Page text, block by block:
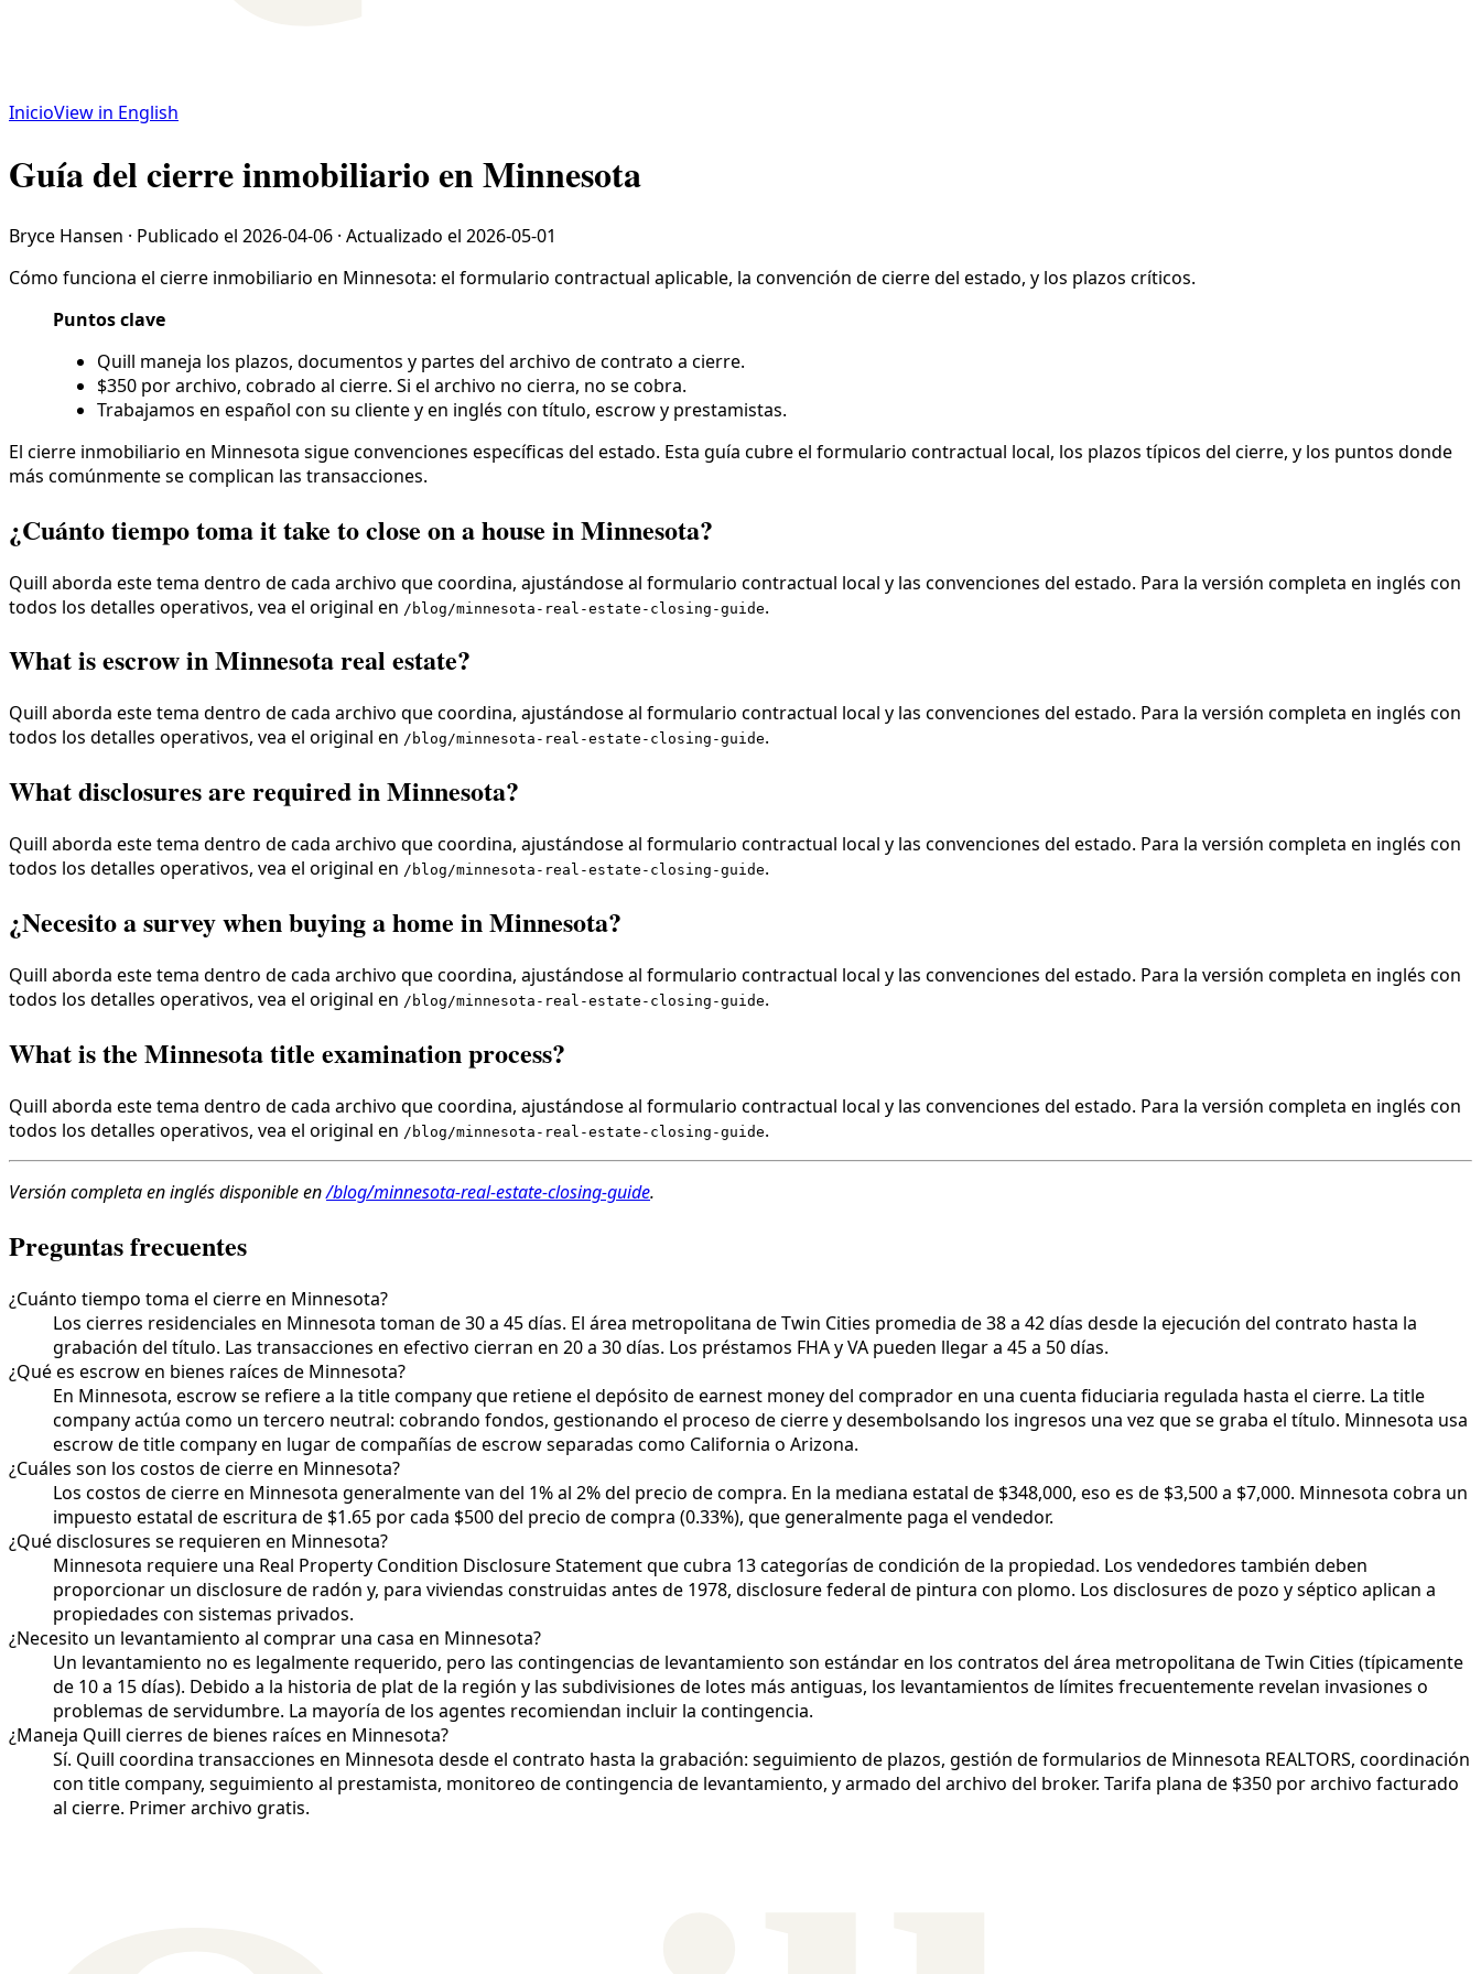
InicioView in English
Guía del cierre inmobiliario en Minnesota
Bryce Hansen · Publicado el 2026-04-06 · Actualizado el 2026-05-01
Cómo funciona el cierre inmobiliario en Minnesota: el formulario contractual aplicable, la convención de cierre del estado, y los plazos críticos.
Puntos clave
Quill maneja los plazos, documentos y partes del archivo de contrato a cierre.
$350 por archivo, cobrado al cierre. Si el archivo no cierra, no se cobra.
Trabajamos en español con su cliente y en inglés con título, escrow y prestamistas.
El cierre inmobiliario en Minnesota sigue convenciones específicas del estado. Esta guía cubre el formulario contractual local, los plazos típicos del cierre, y los puntos donde
más comúnmente se complican las transacciones.
¿Cuánto tiempo toma it take to close on a house in Minnesota?
Quill aborda este tema dentro de cada archivo que coordina, ajustándose al formulario contractual local y las convenciones del estado. Para la versión completa en inglés con
todos los detalles operativos, vea el original en /blog/minnesota-real-estate-closing-guide.
What is escrow in Minnesota real estate?
Quill aborda este tema dentro de cada archivo que coordina, ajustándose al formulario contractual local y las convenciones del estado. Para la versión completa en inglés con
todos los detalles operativos, vea el original en /blog/minnesota-real-estate-closing-guide.
What disclosures are required in Minnesota?
Quill aborda este tema dentro de cada archivo que coordina, ajustándose al formulario contractual local y las convenciones del estado. Para la versión completa en inglés con
todos los detalles operativos, vea el original en /blog/minnesota-real-estate-closing-guide.
¿Necesito a survey when buying a home in Minnesota?
Quill aborda este tema dentro de cada archivo que coordina, ajustándose al formulario contractual local y las convenciones del estado. Para la versión completa en inglés con
todos los detalles operativos, vea el original en /blog/minnesota-real-estate-closing-guide.
What is the Minnesota title examination process?
Quill aborda este tema dentro de cada archivo que coordina, ajustándose al formulario contractual local y las convenciones del estado. Para la versión completa en inglés con
todos los detalles operativos, vea el original en /blog/minnesota-real-estate-closing-guide.
Versión completa en inglés disponible en/blog/minnesota-real-estate-closing-guide.
Preguntas frecuentes
¿Cuánto tiempo toma el cierre en Minnesota?
Los cierres residenciales en Minnesota toman de 30 a 45 días. El área metropolitana de Twin Cities promedia de 38 a 42 días desde la ejecución del contrato hasta la
grabación del título. Las transacciones en efectivo cierran en 20 a 30 días. Los préstamos FHA y VA pueden llegar a 45 a 50 días.
¿Qué es escrow en bienes raíces de Minnesota?
En Minnesota, escrow se refiere a la title company que retiene el depósito de earnest money del comprador en una cuenta fiduciaria regulada hasta el cierre. La title
company actúa como un tercero neutral: cobrando fondos, gestionando el proceso de cierre y desembolsando los ingresos una vez que se graba el título. Minnesota usa
escrow de title company en lugar de compañías de escrow separadas como California o Arizona.
¿Cuáles son los costos de cierre en Minnesota?
Los costos de cierre en Minnesota generalmente van del 1% al 2% del precio de compra. En la mediana estatal de $348,000, eso es de $3,500 a $7,000. Minnesota cobra un
impuesto estatal de escritura de $1.65 por cada $500 del precio de compra (0.33%), que generalmente paga el vendedor.
¿Qué disclosures se requieren en Minnesota?
Minnesota requiere una Real Property Condition Disclosure Statement que cubra 13 categorías de condición de la propiedad. Los vendedores también deben
proporcionar un disclosure de radón y, para viviendas construidas antes de 1978, disclosure federal de pintura con plomo. Los disclosures de pozo y séptico aplican a
propiedades con sistemas privados.
¿Necesito un levantamiento al comprar una casa en Minnesota?
Un levantamiento no es legalmente requerido, pero las contingencias de levantamiento son estándar en los contratos del área metropolitana de Twin Cities (típicamente
de 10 a 15 días). Debido a la historia de plat de la región y las subdivisiones de lotes más antiguas, los levantamientos de límites frecuentemente revelan invasiones o
problemas de servidumbre. La mayoría de los agentes recomiendan incluir la contingencia.
¿Maneja Quill cierres de bienes raíces en Minnesota?
Sí. Quill coordina transacciones en Minnesota desde el contrato hasta la grabación: seguimiento de plazos, gestión de formularios de Minnesota REALTORS, coordinación
con title company, seguimiento al prestamista, monitoreo de contingencia de levantamiento, y armado del archivo del broker. Tarifa plana de $350 por archivo facturado
al cierre. Primer archivo gratis.